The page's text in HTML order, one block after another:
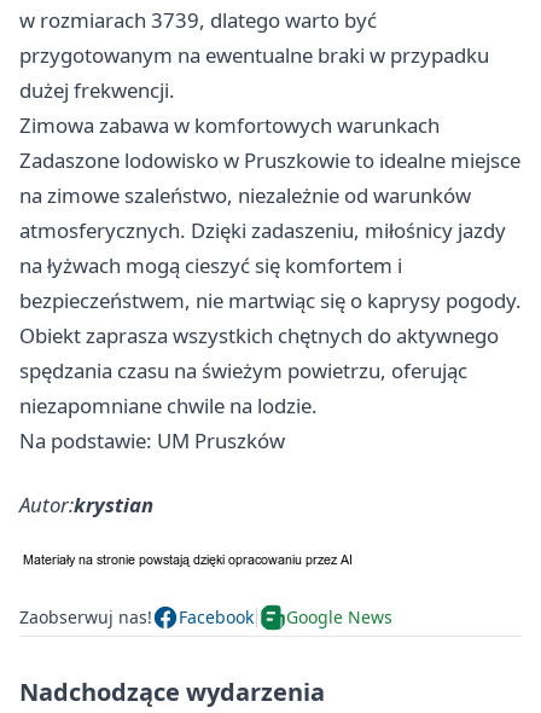
w rozmiarach 3739, dlatego warto być
przygotowanym na ewentualne braki w przypadku
dużej frekwencji.
Zimowa zabawa w komfortowych warunkach
Zadaszone lodowisko w Pruszkowie to idealne miejsce
na zimowe szaleństwo, niezależnie od warunków
atmosferycznych. Dzięki zadaszeniu, miłośnicy jazdy
na łyżwach mogą cieszyć się komfortem i
bezpieczeństwem, nie martwiąc się o kaprysy pogody.
Obiekt zaprasza wszystkich chętnych do aktywnego
spędzania czasu na świeżym powietrzu, oferując
niezapomniane chwile na lodzie.
Na podstawie: UM Pruszków
Autor:krystian
Zaobserwuj nas! Facebook Google News
Nadchodzące wydarzenia